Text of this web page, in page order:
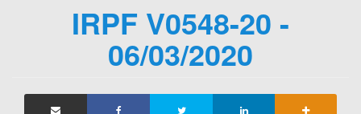
IRPF V0548-20 -
06/03/2020